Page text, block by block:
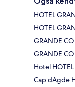
HOTEL
HOTEL
GRANDE
GRANDE
Hotel
Cap dAgde